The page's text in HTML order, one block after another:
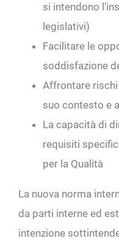
si intendono
legislativi)
Facilitare le
soddisfazione
Affrontare
suo contesto e
La capacità di
requisiti
per la Qualità
La nuova norma
da parti interne ed
intenzione